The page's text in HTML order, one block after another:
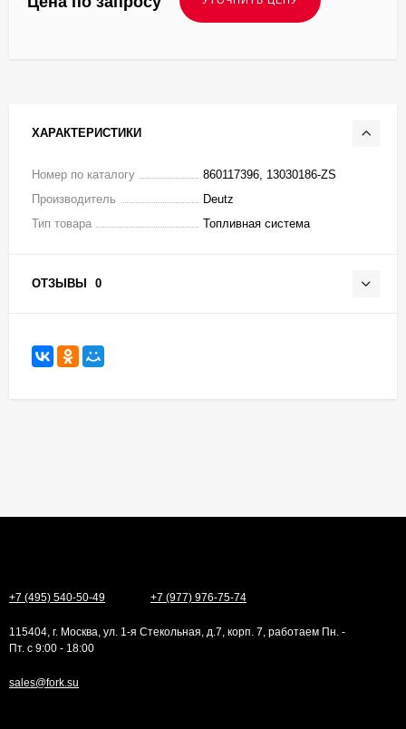
ХАРАКТЕРИСТИКИ
Номер по каталогу
860117396, 13030186-ZS
Производитель
Deutz
Тип товара
Топливная система
ОТЗЫВЫ 0
+7 (495) 540-50-49 +7 (977) 976-75-74
115404, г. Москва, ул. 1-я Стекольная, д.7, корп. 7, работаем Пн. -
Пт. с 9:00 - 18:00
sales@fork.su